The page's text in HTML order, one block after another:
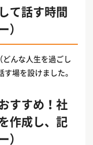
て話す時間
んな人生を過ごし
場を設けました。
すすめ！社
作成し、記